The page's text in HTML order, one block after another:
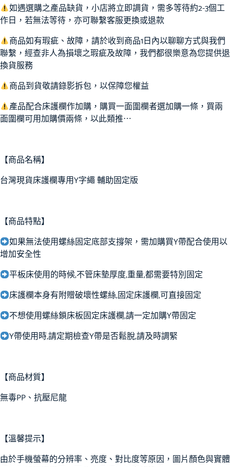
如遇選購之產品缺貨，小店將立即調貨，需多等待約2-3個工
作日，若無法等待，亦可聯繫客服更換或退款
商品如有瑕疵、故障，請於收到商品1日內以聊聊方式與我們
聯繫，經查非人為損壞之瑕疵及故障，我們都很樂意為您提供退
換貨服務
商品到貨敬請錄影拆包，以保障您權益
產品配合床護欄作加購，購買一面圍欄者選加購一條，買兩
面圍欄可用加購價兩條，以此類推⋯
【商品名稱】
台灣現貨床護欄專用Y字繩 輔助固定版
【商品特點】
如果無法使用螺絲固定底部支撐架，需加購買Y帶配合使用以
增加安全性
平板床使用的時候,不管床墊厚度,重量,都需要特別固定
床護欄本身有附贈破壞性螺絲,固定床護欄,可直接固定
不想使用螺絲鎖床板固定床護欄,請一定加購Y帶固定
Y帶使用時,請定期檢查Y帶是否鬆脫,請及時調緊
【商品材質】
無毒PP、抗壓尼龍
【溫馨提示】
由於手機螢幕的分辨率、亮度、對比度等原因，圖片顏色與實體